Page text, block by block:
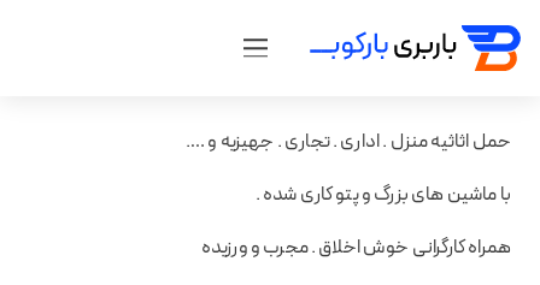
حمل اثاثیه منزل . اداری . تجاری . جهیزیه و ….
با ماشین های بزرگ و پتو کاری شده .
همراه کارگرانی خوش اخلاق . مجرب و ورزیده